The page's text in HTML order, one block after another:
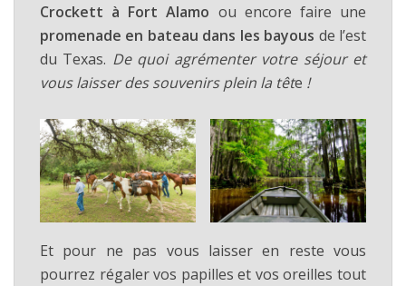
Crockett à Fort Alamo ou encore faire une
promenade en bateau dans les bayous de l’est
du Texas. De quoi agrémenter votre séjour et
vous laisser des souvenirs plein la tête !
Et pour ne pas vous laisser en reste vous
pourrez régaler vos papilles et vos oreilles tout